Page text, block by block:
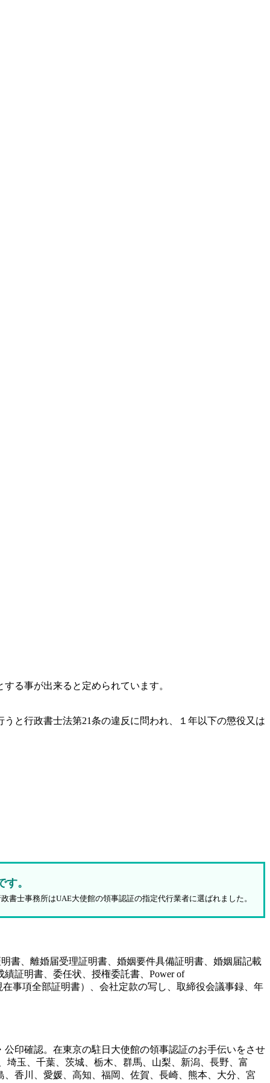
る事が出来ると定められています。
と行政書士法第21条の違反に問われ、
１年以下の懲役又は
。
士事務所はUAE大使館の領事認証の指定代行業者に選ばれました。
書、離婚届受理証明書、婚姻要件具備証明書、婚姻届記載
証明書、委任状、授権委託書、Power of
在事項全部証明書）、会社定款の写し、取締役会議事録、年
印確認。在東京の駐日大使館の領事認証のお手伝いをさせ
玉、千葉、茨城、栃木、群馬、山梨、新潟、長野、富
香川、愛媛、高知、福岡、佐賀、長崎、熊本、大分、宮